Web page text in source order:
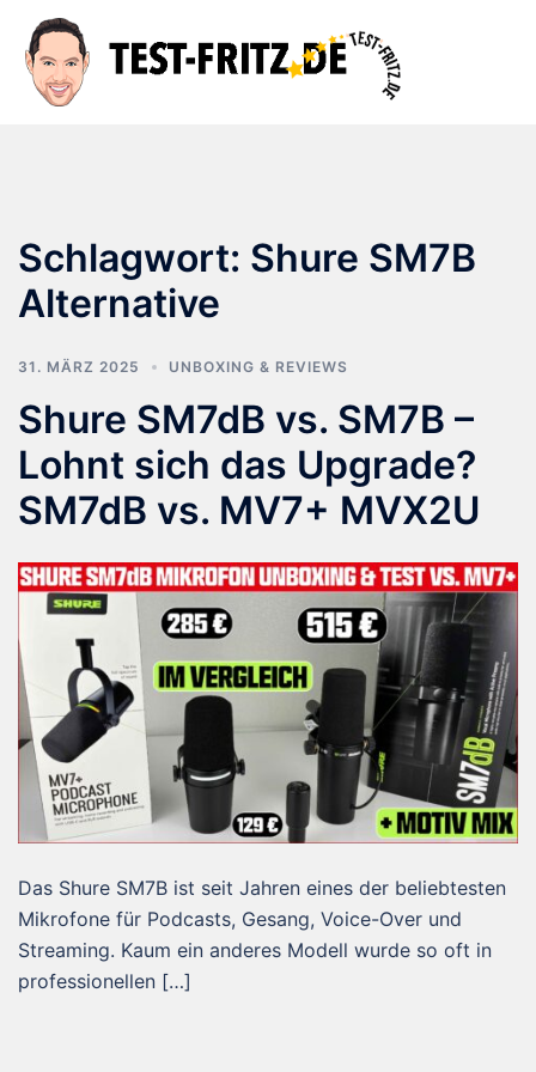
Inhalt
springen
Schlagwort: Shure SM7B
Alternative
31. MÄRZ 2025 UNBOXING & REVIEWS
Shure SM7dB vs. SM7B –
Lohnt sich das Upgrade?
SM7dB vs. MV7+ MVX2U
Das Shure SM7B ist seit Jahren eines der beliebtesten
Mikrofone für Podcasts, Gesang, Voice-Over und
Streaming. Kaum ein anderes Modell wurde so oft in
professionellen […]